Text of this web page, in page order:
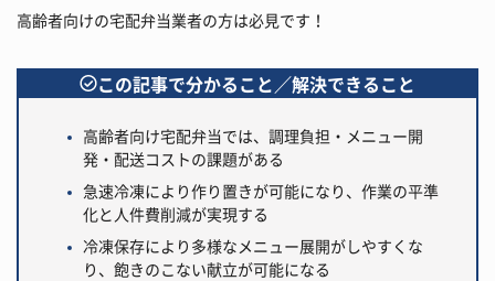
高齢者向けの宅配弁当業者の方は必見です！
この記事で分かること／解決できること
高齢者向け宅配弁当では、調理負担・メニュー開
発・配送コストの課題がある
急速冷凍により作り置きが可能になり、作業の平準
化と人件費削減が実現する
冷凍保存により多様なメニュー展開がしやすくな
り、飽きのこない献立が可能になる